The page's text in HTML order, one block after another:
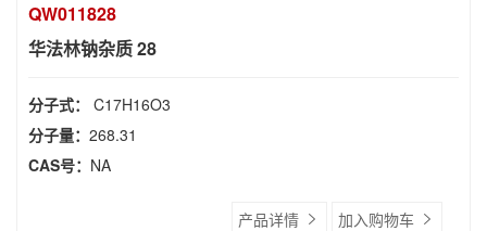
QW011828
华法林钠杂质 28
分子式： C17H16O3
分子量： 268.31
CAS号： NA
产品详情 加入购物车